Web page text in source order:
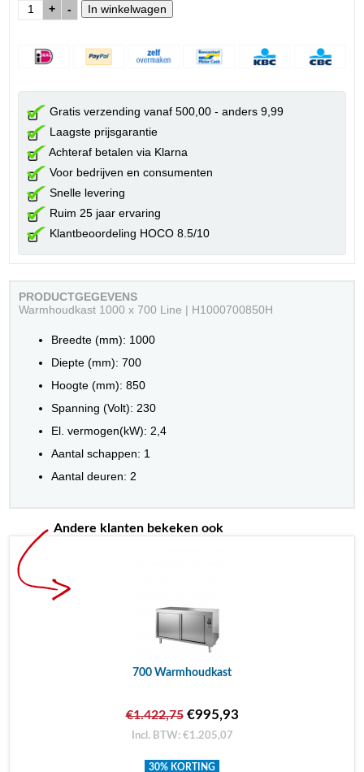
+ -
Gratis verzending vanaf 500,00 - anders 9,99
Laagste prijsgarantie
Achteraf betalen via Klarna
Voor bedrijven en consumenten
Snelle levering
Ruim 25 jaar ervaring
Klantbeoordeling HOCO 8.5/10
PRODUCTGEGEVENS
Warmhoudkast 1000 x 700 Line | H1000700850H
Breedte (mm): 1000
Diepte (mm): 700
Hoogte (mm): 850
Spanning (Volt): 230
El. vermogen(kW): 2,4
Aantal schappen: 1
Aantal deuren: 2
Andere klanten bekeken ook
700 Warmhoudkast
€1.422,75€995,93
Incl. BTW: €1.205,07
30% KORTING